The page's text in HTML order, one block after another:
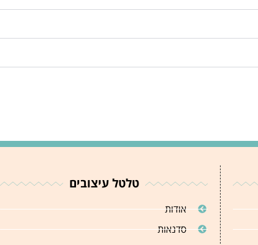
טלטל עיצובים
אודות
סדנאות